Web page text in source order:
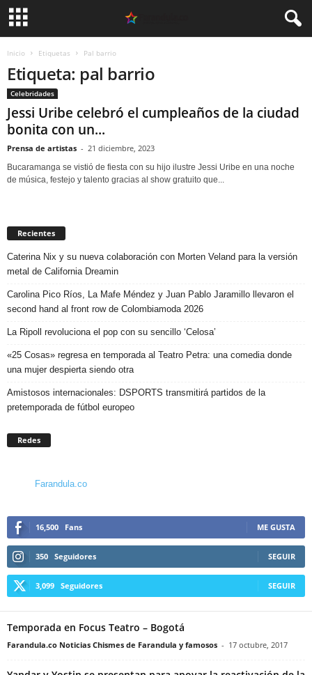
Inicio Etiquetas Pal barrio
Etiqueta: pal barrio
Celebridades
Jessi Uribe celebró el cumpleaños de la ciudad
bonita con un...
Prensa de artistas - 21 diciembre, 2023
Bucaramanga se vistió de fiesta con su hijo ilustre Jessi Uribe en una noche
de música, festejo y talento gracias al show gratuito que...
Recientes
Caterina Nix y su nueva colaboración con Morten Veland para la versión
metal de California Dreamin
Carolina Pico Ríos, La Mafe Méndez y Juan Pablo Jaramillo llevaron el
second hand al front row de Colombiamoda 2026
La Ripoll revoluciona el pop con su sencillo ‘Celosa’
«25 Cosas» regresa en temporada al Teatro Petra: una comedia donde
una mujer despierta siendo otra
Amistosos internacionales: DSPORTS transmitirá partidos de la
pretemporada de fútbol europeo
Redes
Farandula.co
16,500 Fans ME GUSTA
350 Seguidores SEGUIR
3,099 Seguidores SEGUIR
Temporada en Focus Teatro – Bogotá
Farandula.co Noticias Chismes de Farandula y famosos - 17 octubre, 2017